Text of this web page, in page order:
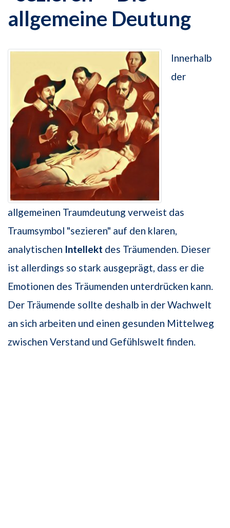
allgemeine Deutung
Innerhalb
der
allgemeinen Traumdeutung verweist das
Traumsymbol "sezieren" auf den klaren,
analytischen Intellekt des Träumenden. Dieser
ist allerdings so stark ausgeprägt, dass er die
Emotionen des Träumenden unterdrücken kann.
Der Träumende sollte deshalb in der Wachwelt
an sich arbeiten und einen gesunden Mittelweg
zwischen Verstand und Gefühlswelt finden.